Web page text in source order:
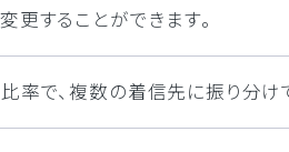
更することができます。
率で、複数の着信先に振り分け